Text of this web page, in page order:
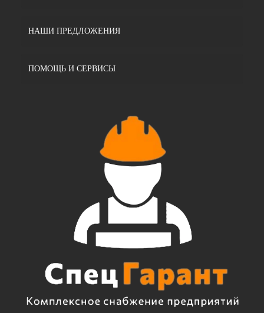
НАШИ ПРЕДЛОЖЕНИЯ
ПОМОЩЬ И СЕРВИСЫ